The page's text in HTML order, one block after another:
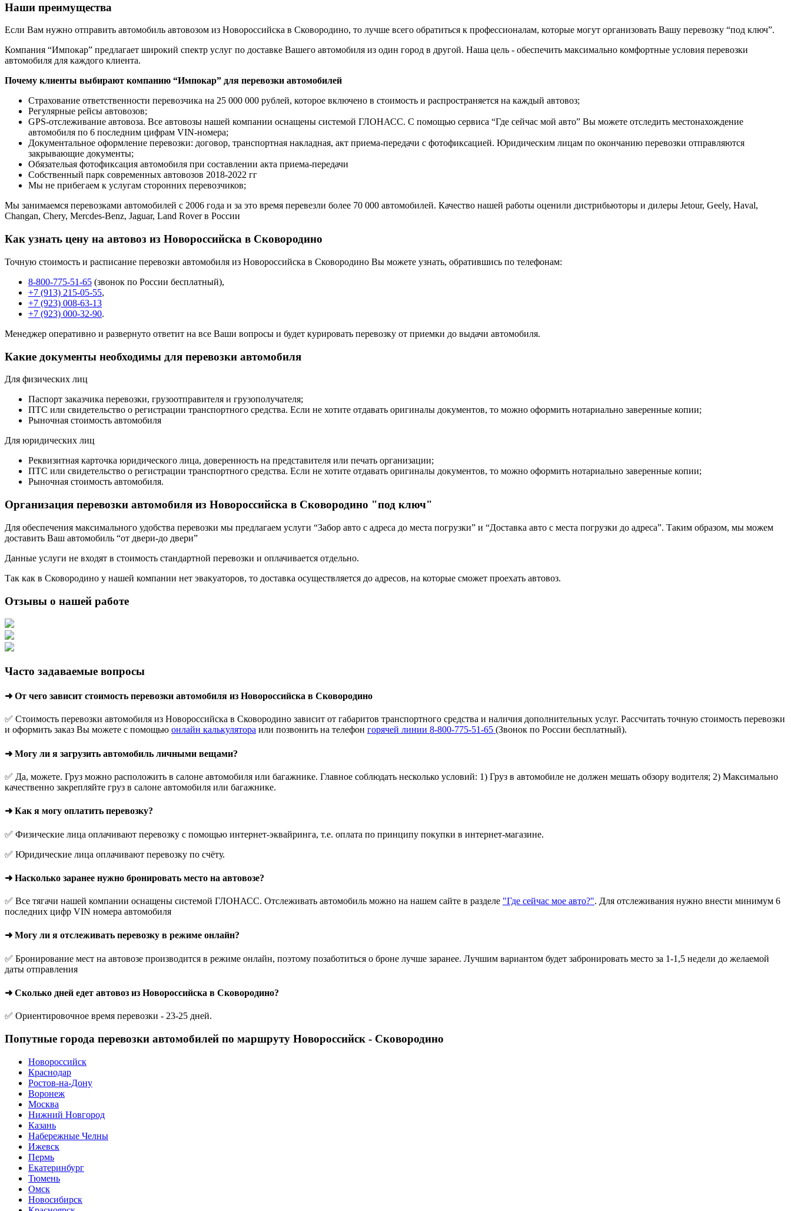
Наши преимущества
Если Вам нужно отправить автомобиль автовозом из Новороссийска в Сковородино, то лучше всего обратиться к профессионалам, которые могут организовать Вашу перевозку “под ключ”.
Компания “Импокар” предлагает широкий спектр услуг по доставке Вашего автомобиля из один город в другой. Наша цель - обеспечить максимально комфортные условия перевозки
автомобиля для каждого клиента.
Почему клиенты выбирают компанию “Импокар” для перевозки автомобилей
Страхование ответственности перевозчика на 25 000 000 рублей, которое включено в стоимость и распространяется на каждый автовоз;
Регулярные рейсы автовозов;
GPS-отслеживание автовоза. Все автовозы нашей компании оснащены системой ГЛОНАСС. С помощью сервиса “Где сейчас мой авто” Вы можете отследить местонахождение
автомобиля по 6 последним цифрам VIN-номера;
Документальное оформление перевозки: договор, транспортная накладная, акт приема-передачи с фотофиксацией. Юридическим лицам по окончанию перевозки отправляются
закрывающие документы;
Обязательая фотофиксация автомобиля при составлении акта приема-передачи
Собственный парк современных автовозов 2018-2022 гг
Мы не прибегаем к услугам сторонних перевозчиков;
Мы занимаемся перевозками автомобилей с 2006 года и за это время перевезли более 70 000 автомобилей. Качество нашей работы оценили дистрибьюторы и дилеры Jetour, Geely, Haval,
Changan, Chery, Mercdes-Benz, Jaguar, Land Rover в России
Как узнать цену на автовоз из Новороссийска в Сковородино
Точную стоимость и расписание перевозки автомобиля из Новороссийска в Сковородино Вы можете узнать, обратившись по телефонам:
8-800-775-51-65 (звонок по России бесплатный),
+7 (913) 215-05-55,
+7 (923) 008-63-13
+7 (923) 000-32-90.
Менеджер оперативно и развернуто ответит на все Ваши вопросы и будет курировать перевозку от приемки до выдачи автомобиля.
Какие документы необходимы для перевозки автомобиля
Для физических лиц
Паспорт заказчика перевозки, грузоотправителя и грузополучателя;
ПТС или свидетельство о регистрации транспортного средства. Если не хотите отдавать оригиналы документов, то можно оформить нотариально заверенные копии;
Рыночная стоимость автомобиля
Для юридических лиц
Реквизитная карточка юридического лица, доверенность на представителя или печать организации;
ПТС или свидетельство о регистрации транспортного средства. Если не хотите отдавать оригиналы документов, то можно оформить нотариально заверенные копии;
Рыночная стоимость автомобиля.
Организация перевозки автомобиля из Новороссийска в Сковородино "под ключ"
Для обеспечения максимального удобства перевозки мы предлагаем услуги “Забор авто с адреса до места погрузки” и “Доставка авто с места погрузки до адреса”. Таким образом, мы можем
доставить Ваш автомобиль “от двери-до двери”
Данные услуги не входят в стоимость стандартной перевозки и оплачивается отдельно.
Так как в Сковородино у нашей компании нет эвакуаторов, то доставка осуществляется до адресов, на которые сможет проехать автовоз.
Отзывы о нашей работе
Часто задаваемые вопросы
➜ От чего зависит стоимость перевозки автомобиля из Новороссийска в Сковородино
✅ Стоимость перевозки автомобиля из Новороссийска в Сковородино зависит от габаритов транспортного средства и наличия дополнительных услуг. Рассчитать точную стоимость перевозки
и оформить заказ Вы можете с помощью онлайн калькулятора или позвонить на телефон горячей линии 8-800-775-51-65 (Звонок по России бесплатный).
➜ Могу ли я загрузить автомобиль личными вещами?
✅ Да, можете. Груз можно расположить в салоне автомобиля или багажнике. Главное соблюдать несколько условий: 1) Груз в автомобиле не должен мешать обзору водителя; 2) Максимально
качественно закрепляйте груз в салоне автомобиля или багажнике.
➜ Как я могу оплатить перевозку?
✅ Физические лица оплачивают перевозку с помощью интернет-эквайринга, т.е. оплата по принципу покупки в интернет-магазине.
✅ Юридические лица оплачивают перевозку по счёту.
➜ Насколько заранее нужно бронировать место на автовозе?
✅ Все тягачи нашей компании оснащены системой ГЛОНАСС. Отслеживать автомобиль можно на нашем сайте в разделе "Где сейчас мое авто?". Для отслеживания нужно внести минимум 6
последних цифр VIN номера автомобиля
➜ Могу ли я отслеживать перевозку в режиме онлайн?
✅ Бронирование мест на автовозе производится в режиме онлайн, поэтому позаботиться о броне лучше заранее. Лучшим вариантом будет забронировать место за 1-1,5 недели до желаемой
даты отправления
➜ Сколько дней едет автовоз из Новороссийска в Сковородино?
✅ Ориентировочное время перевозки - 23-25 дней.
Попутные города перевозки автомобилей по маршруту Новороссийск - Сковородино
Новороссийск
Краснодар
Ростов-на-Дону
Воронеж
Москва
Нижний Новгород
Казань
Набережные Челны
Ижевск
Пермь
Екатеринбург
Тюмень
Омск
Новосибирск